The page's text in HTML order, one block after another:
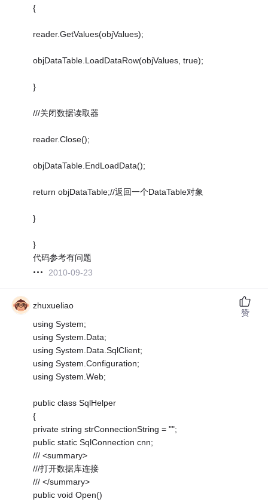
{
reader.GetValues(objValues);
objDataTable.LoadDataRow(objValues, true);
}
///关闭数据读取器
reader.Close();
objDataTable.EndLoadData();
return objDataTable;//返回一个DataTable对象
}
}
代码参考有问题
2010-09-23
zhuxueliao
using System;
using System.Data;
using System.Data.SqlClient;
using System.Configuration;
using System.Web;
public class SqlHelper
{
private string strConnectionString = "";
public static SqlConnection cnn;
/// <summary>
///打开数据库连接
/// </summary>
public void Open()
赞